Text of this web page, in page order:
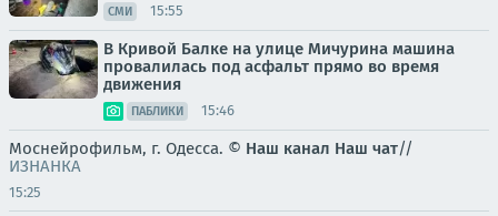
СМИ 15:55
В Кривой Балке на улице Мичурина машина
провалилась под асфальт прямо во время
движения
ПАБЛИКИ 15:46
Моснейрофильм, г. Одесса. © Наш канал Наш чат//
ИЗНАНКА
15:25